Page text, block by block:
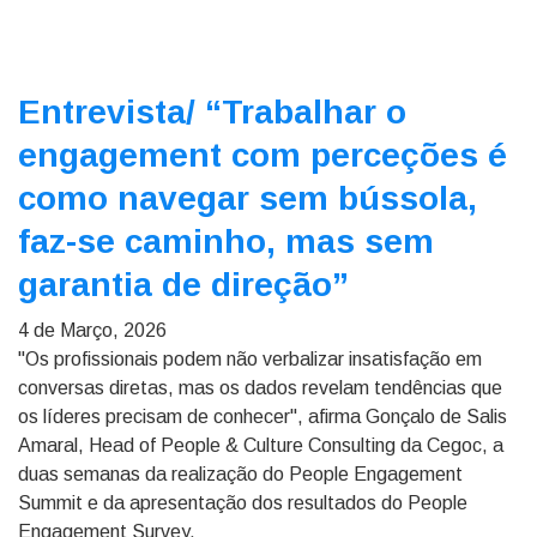
Entrevista/ “Trabalhar o
engagement com perceções é
como navegar sem bússola,
faz-se caminho, mas sem
garantia de direção”
4 de Março, 2026
"Os profissionais podem não verbalizar insatisfação em
conversas diretas, mas os dados revelam tendências que
os líderes precisam de conhecer", afirma Gonçalo de Salis
Amaral, Head of People & Culture Consulting da Cegoc, a
duas semanas da realização do People Engagement
Summit e da apresentação dos resultados do People
Engagement Survey.